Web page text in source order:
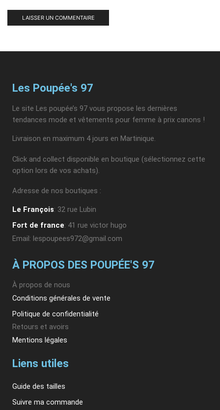
Les Poupée's 97
Le site Les poupée’s 97 vous propose les dernières
tendances mode et vêtements pour femme à prix canons !
Livraison en maximum 4 jours en Martinique.
Click and collect disponible en boutique (sélectionnez cette
option lors de vos achats).
Adresse de nos boutiques :
Le François: 32 rue Lubin
Fort de france: 41 rue victor hugo
Email: lespoupees972@gmail.com
À PROPOS DES POUPÉE'S 97
À propos de nous
Conditions générales de vente
Politique de confidentialité
Retours et avoirs
Mentions légales
Liens utiles
Guide des tailles
Suivre ma commande